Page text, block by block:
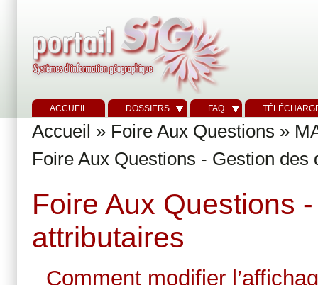
ACCUEIL DOSSIERS FAQ
Accueil » Foire Aux Questions »
Foire Aux Questions - Gestion des
Foire Aux Questions
attributaires
Comment modifier